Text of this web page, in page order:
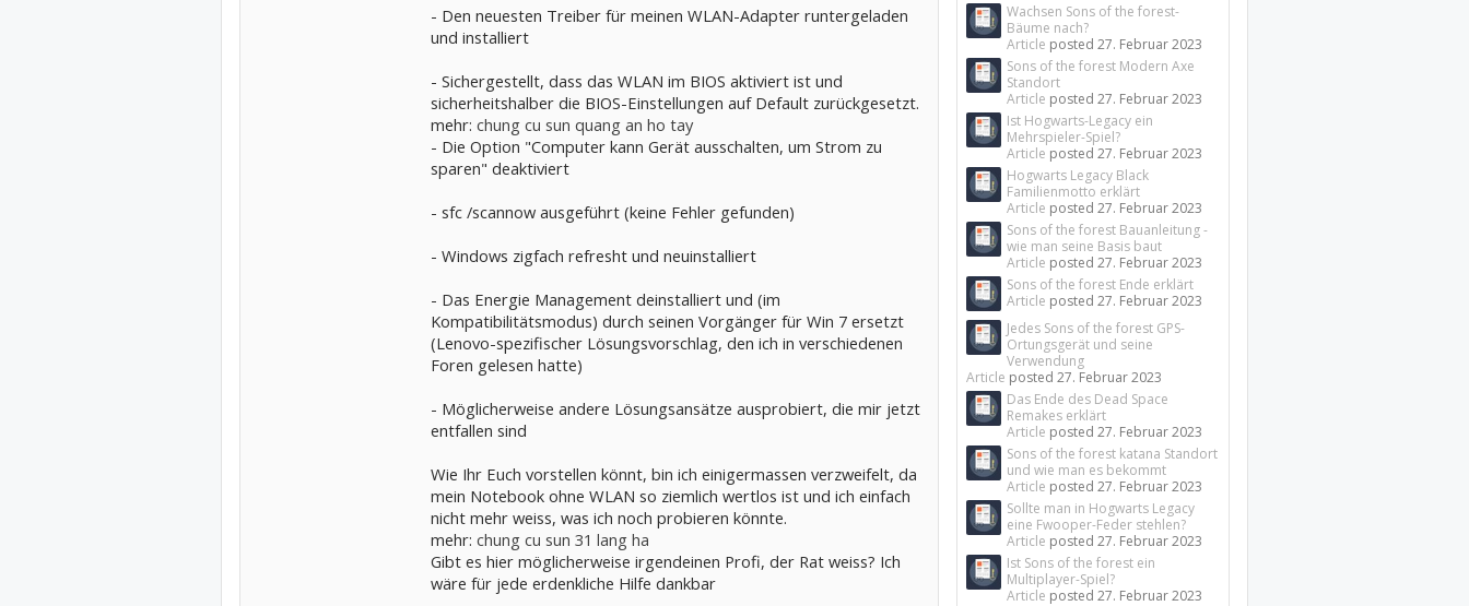
- Den neuesten Treiber für meinen WLAN-Adapter runtergeladen
und installiert
- Sichergestellt, dass das WLAN im BIOS aktiviert ist und
sicherheitshalber die BIOS-Einstellungen auf Default zurückgesetzt.
mehr: chung cu sun quang an ho tay
- Die Option "Computer kann Gerät ausschalten, um Strom zu
sparen" deaktiviert
- sfc /scannow ausgeführt (keine Fehler gefunden)
- Windows zigfach refresht und neuinstalliert
- Das Energie Management deinstalliert und (im
Kompatibilitätsmodus) durch seinen Vorgänger für Win 7 ersetzt
(Lenovo-spezifischer Lösungsvorschlag, den ich in verschiedenen
Foren gelesen hatte)
- Möglicherweise andere Lösungsansätze ausprobiert, die mir jetzt
entfallen sind
Wie Ihr Euch vorstellen könnt, bin ich einigermassen verzweifelt, da
mein Notebook ohne WLAN so ziemlich wertlos ist und ich einfach
nicht mehr weiss, was ich noch probieren könnte.
mehr: chung cu sun 31 lang ha
Gibt es hier möglicherweise irgendeinen Profi, der Rat weiss? Ich
wäre für jede erdenkliche Hilfe dankbar
Wachsen Sons of the forest-
Bäume nach?
Article posted27. Februar 2023
Sons of the forest Modern Axe
Standort
Article posted27. Februar 2023
Ist Hogwarts-Legacy ein
Mehrspieler-Spiel?
Article posted27. Februar 2023
Hogwarts Legacy Black
Familienmotto erklärt
Article posted27. Februar 2023
Sons of the forest Bauanleitung -
wie man seine Basis baut
Article posted27. Februar 2023
Sons of the forest Ende erklärt
Article posted27. Februar 2023
Jedes Sons of the forest GPS-
Ortungsgerät und seine
Verwendung
Article posted27. Februar 2023
Das Ende des Dead Space
Remakes erklärt
Article posted27. Februar 2023
Sons of the forest katana Standort
und wie man es bekommt
Article posted27. Februar 2023
Sollte man in Hogwarts Legacy
eine Fwooper-Feder stehlen?
Article posted27. Februar 2023
Ist Sons of the forest ein
Multiplayer-Spiel?
Article posted27. Februar 2023